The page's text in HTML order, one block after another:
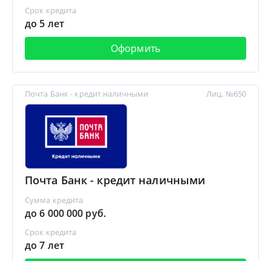
Срок кредита
до 5 лет
Оформить
Почта Банк - кредит наличными
Почта Банк - кредит наличными
Сумма кредита
до 6 000 000 руб.
Срок кредита
до 7 лет
Лиц. №650